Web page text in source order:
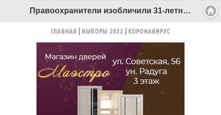
Правоохранители изобличили 31-летнего северодвинского автоподставщика - Беломорканал Северодвинск tv29.ru
ГЛАВНАЯ ВЫБОРЫ 2022 КОРОНАВИРУС